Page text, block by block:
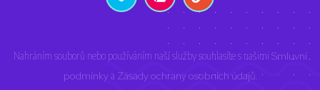
Nahráním souborů nebo používáním naší služby souhlasíte s našimi Smluvní
podmínkya Zásady ochrany osobních údajů.